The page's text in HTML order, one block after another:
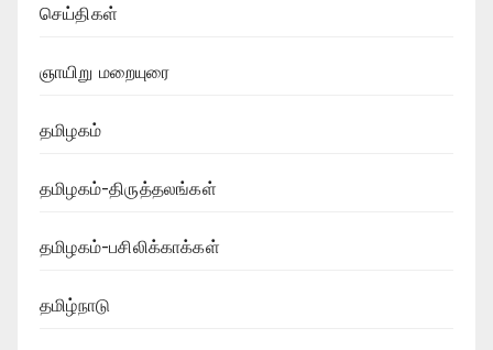
செய்திகள்
ஞாயிறு மறையுரை
தமிழகம்
தமிழகம்-திருத்தலங்கள்
தமிழகம்-பசிலிக்காக்கள்
தமிழ்நாடு